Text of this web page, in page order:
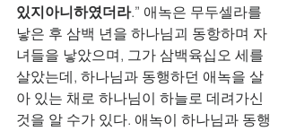
있지아니하였더라.” 애녹은 무두셀라를
낳은 후 삼백 년을 하나님괴 동항하며 자
녀들을 낳았으며, 그가 삼백육십오 세를
살았는데, 하나님과 동행하던 애녹을 살
아 있는 채로 하나님이 하늘로 데려가신
것을 알 수가 있다. 애녹이 하나님과 동행